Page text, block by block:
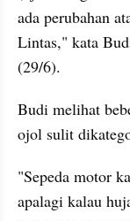
ada perubahan
Lintas," kata
(29/6).
Budi melihat
ojol sulit
"Sepeda motor
apalagi kalau